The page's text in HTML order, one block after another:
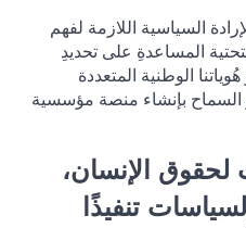
السياسية اللازمة لفهم
المساعدةِ على تحديدِ
الوطنية المتعددة
السماح بإنشاء منصة مؤسسية
لحقوق الإنسان،
تنفيذًا